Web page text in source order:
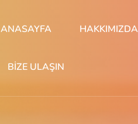
ANASAYFA HAKKIMIZDA
BIZE ULAŞIN